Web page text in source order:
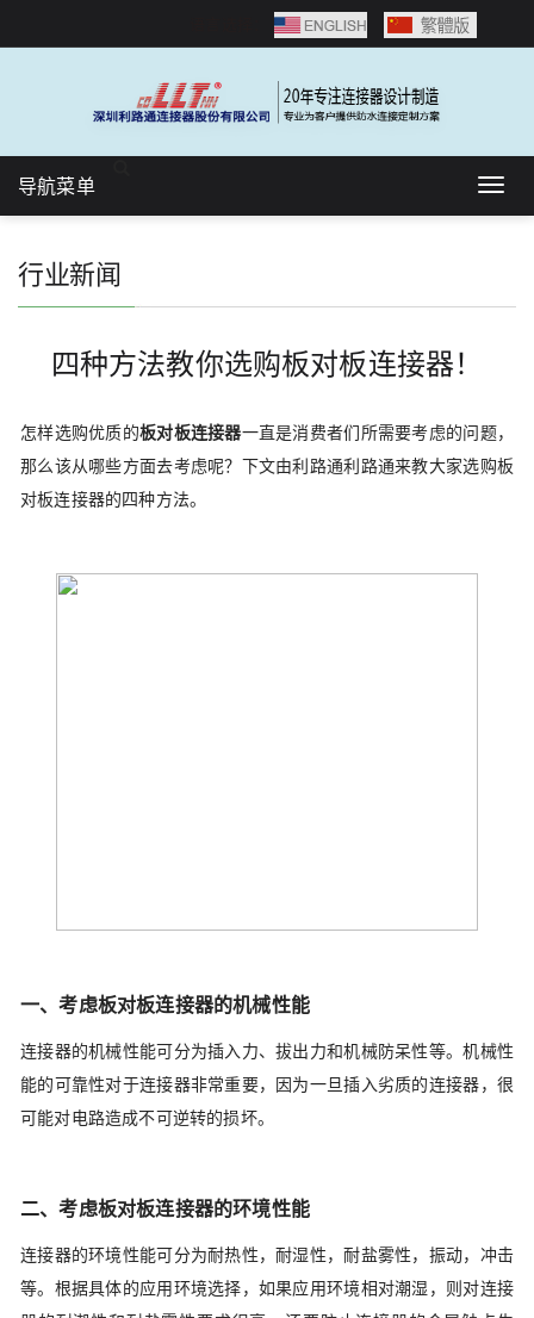
导航菜单
行业新闻
四种方法教你选购板对板连接器！
怎样选购优质的板对板连接器一直是消费者们所需要考虑的问题，
那么该从哪些方面去考虑呢？下文由利路通利路通来教大家选购板
对板连接器的四种方法。
一、考虑板对板连接器的机械性能
连接器的机械性能可分为插入力、拔出力和机械防呆性等。机械性
能的可靠性对于连接器非常重要，因为一旦插入劣质的连接器，很
可能对电路造成不可逆转的损坏。
二、考虑板对板连接器的环境性能
连接器的环境性能可分为耐热性，耐湿性，耐盐雾性，振动，冲击
等。根据具体的应用环境选择，如果应用环境相对潮湿，则对连接